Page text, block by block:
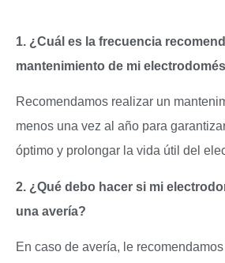
1. ¿Cuál es la frecuencia
mantenimiento de mi
Recomendamos realizar un
menos una vez al año para
óptimo y prolongar la vida útil del
2. ¿Qué debo hacer si mi
una avería?
En caso de avería, le